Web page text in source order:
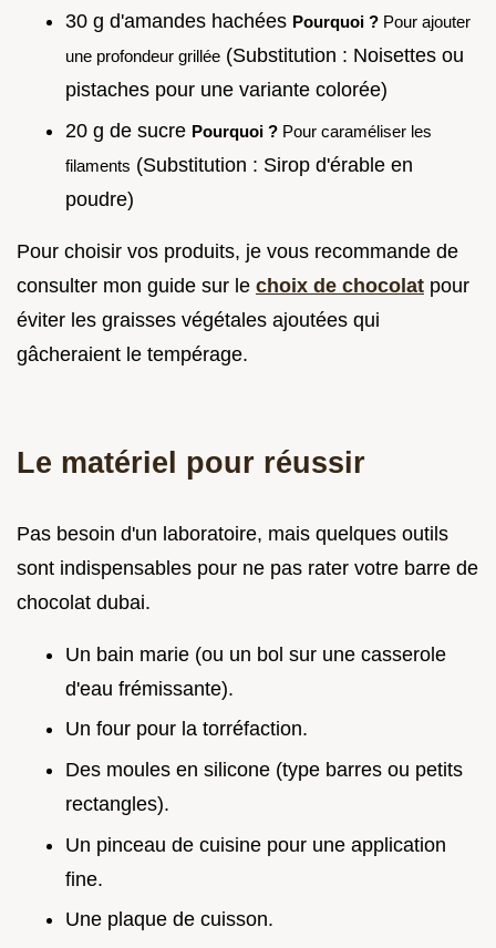
30 g d'amandes hachées Pourquoi ? Pour ajouter
une profondeur grillée (Substitution : Noisettes ou
pistaches pour une variante colorée)
20 g de sucre Pourquoi ? Pour caraméliser les
filaments (Substitution : Sirop d'érable en
poudre)
Pour choisir vos produits, je vous recommande de
consulter mon guide sur le choix de chocolat pour
éviter les graisses végétales ajoutées qui
gâcheraient le tempérage.
Le matériel pour réussir
Pas besoin d'un laboratoire, mais quelques outils
sont indispensables pour ne pas rater votre barre de
chocolat dubai.
Un bain marie (ou un bol sur une casserole
d'eau frémissante).
Un four pour la torréfaction.
Des moules en silicone (type barres ou petits
rectangles).
Un pinceau de cuisine pour une application
fine.
Une plaque de cuisson.